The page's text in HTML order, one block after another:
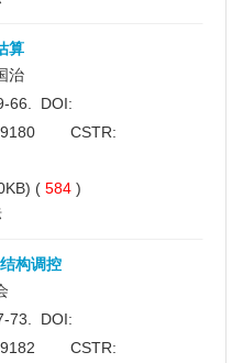
算
治
66. DOI:
CSTR:
( 584 )
构调控
73. DOI:
CSTR: